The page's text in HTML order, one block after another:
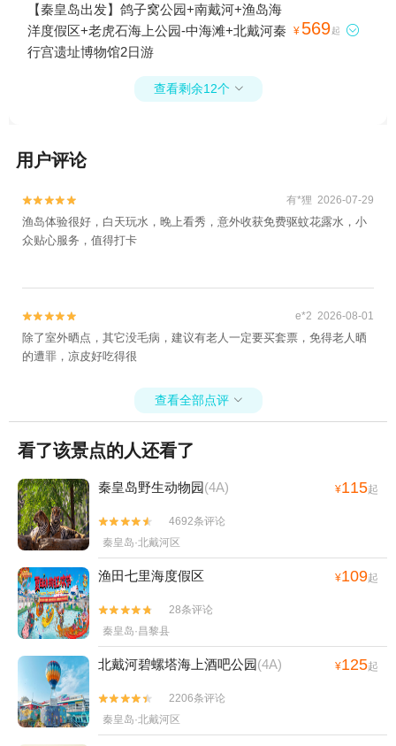
【秦皇岛出发】鸽子窝公园+南戴河+渔岛海
洋度假区+老虎石海上公园-中海滩+北戴河秦
行宫遗址博物馆2日游
¥ 569起 
查看剩余12个 
用户评论

 有*狸 2026-07-29
渔岛体验很好，白天玩水，晚上看秀，意外收获免费驱蚊花露水，小
众贴心服务，值得打卡

 e*2 2026-08-01
除了室外晒点，其它没毛病，建议有老人一定要买套票，免得老人晒
的遭罪，凉皮好吃得很
查看全部点评 
看了该景点的人还看了
秦皇岛野生动物园(4A) ¥115起


4692条评论
秦皇岛·北戴河区
渔田七里海度假区 ¥109起


28条评论
秦皇岛·昌黎县
北戴河碧螺塔海上酒吧公园(4A) ¥125起


2206条评论
秦皇岛·北戴河区